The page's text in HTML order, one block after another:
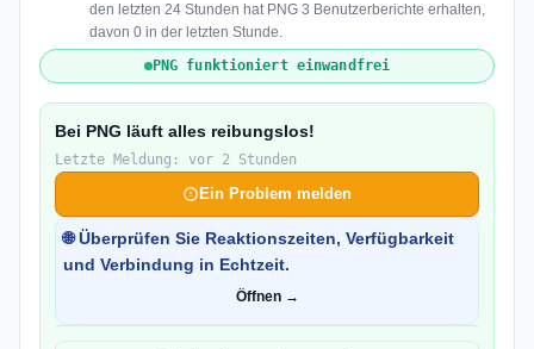
den letzten 24 Stunden hat PNG 3 Benutzerberichte erhalten,
davon 0 in der letzten Stunde.
PNG funktioniert einwandfrei
Bei PNG läuft alles reibungslos!
Letzte Meldung: vor 2 Stunden
Ein Problem melden
🌐 Überprüfen Sie Reaktionszeiten, Verfügbarkeit
und Verbindung in Echtzeit.
Öffnen →